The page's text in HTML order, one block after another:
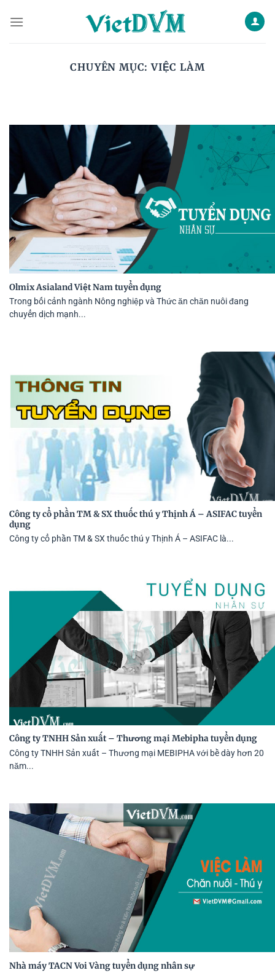
CHUYÊN MỤC:VIỆC LÀM
Olmix Asialand Việt Nam tuyển dụng
Trong bối cảnh ngành Nông nghiệp và Thức ăn chăn nuôi đang
chuyển dịch mạnh...
Công ty cổ phần TM & SX thuốc thú y Thịnh Á – ASIFAC tuyển
dụng
Công ty cổ phần TM & SX thuốc thú y Thịnh Á – ASIFAC là...
Công ty TNHH Sản xuất – Thương mại Mebipha tuyển dụng
Công ty TNHH Sản xuất – Thương mại MEBIPHA với bề dày hơn 20
năm...
Nhà máy TACN Voi Vàng tuyển dụng nhân sự